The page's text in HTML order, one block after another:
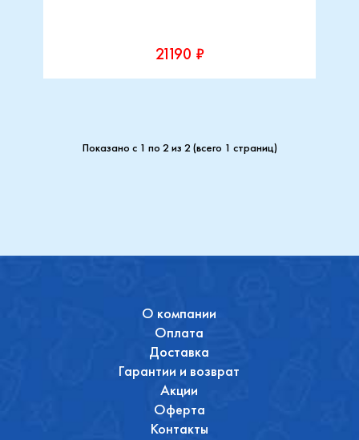
21190 ₽
Показано с 1 по 2 из 2 (всего 1 страниц)
О компании
Оплата
Доставка
Гарантии и возврат
Акции
Оферта
Контакты